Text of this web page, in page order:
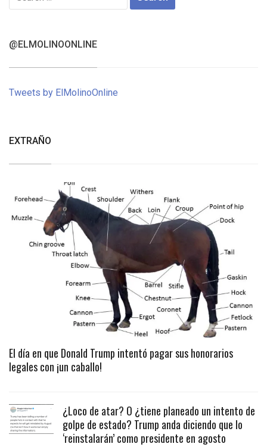
for:
@ELMOLINOONLINE
Tweets by ElMolinoOnline
EXTRAÑO
El día en que Donald Trump intentó pagar sus honorarios
legales con ¡un caballo!
¿Loco de atar? O ¿tiene planeado un intento de
golpe de estado? Trump anda diciendo que lo
‘reinstalarán’ como presidente en agosto